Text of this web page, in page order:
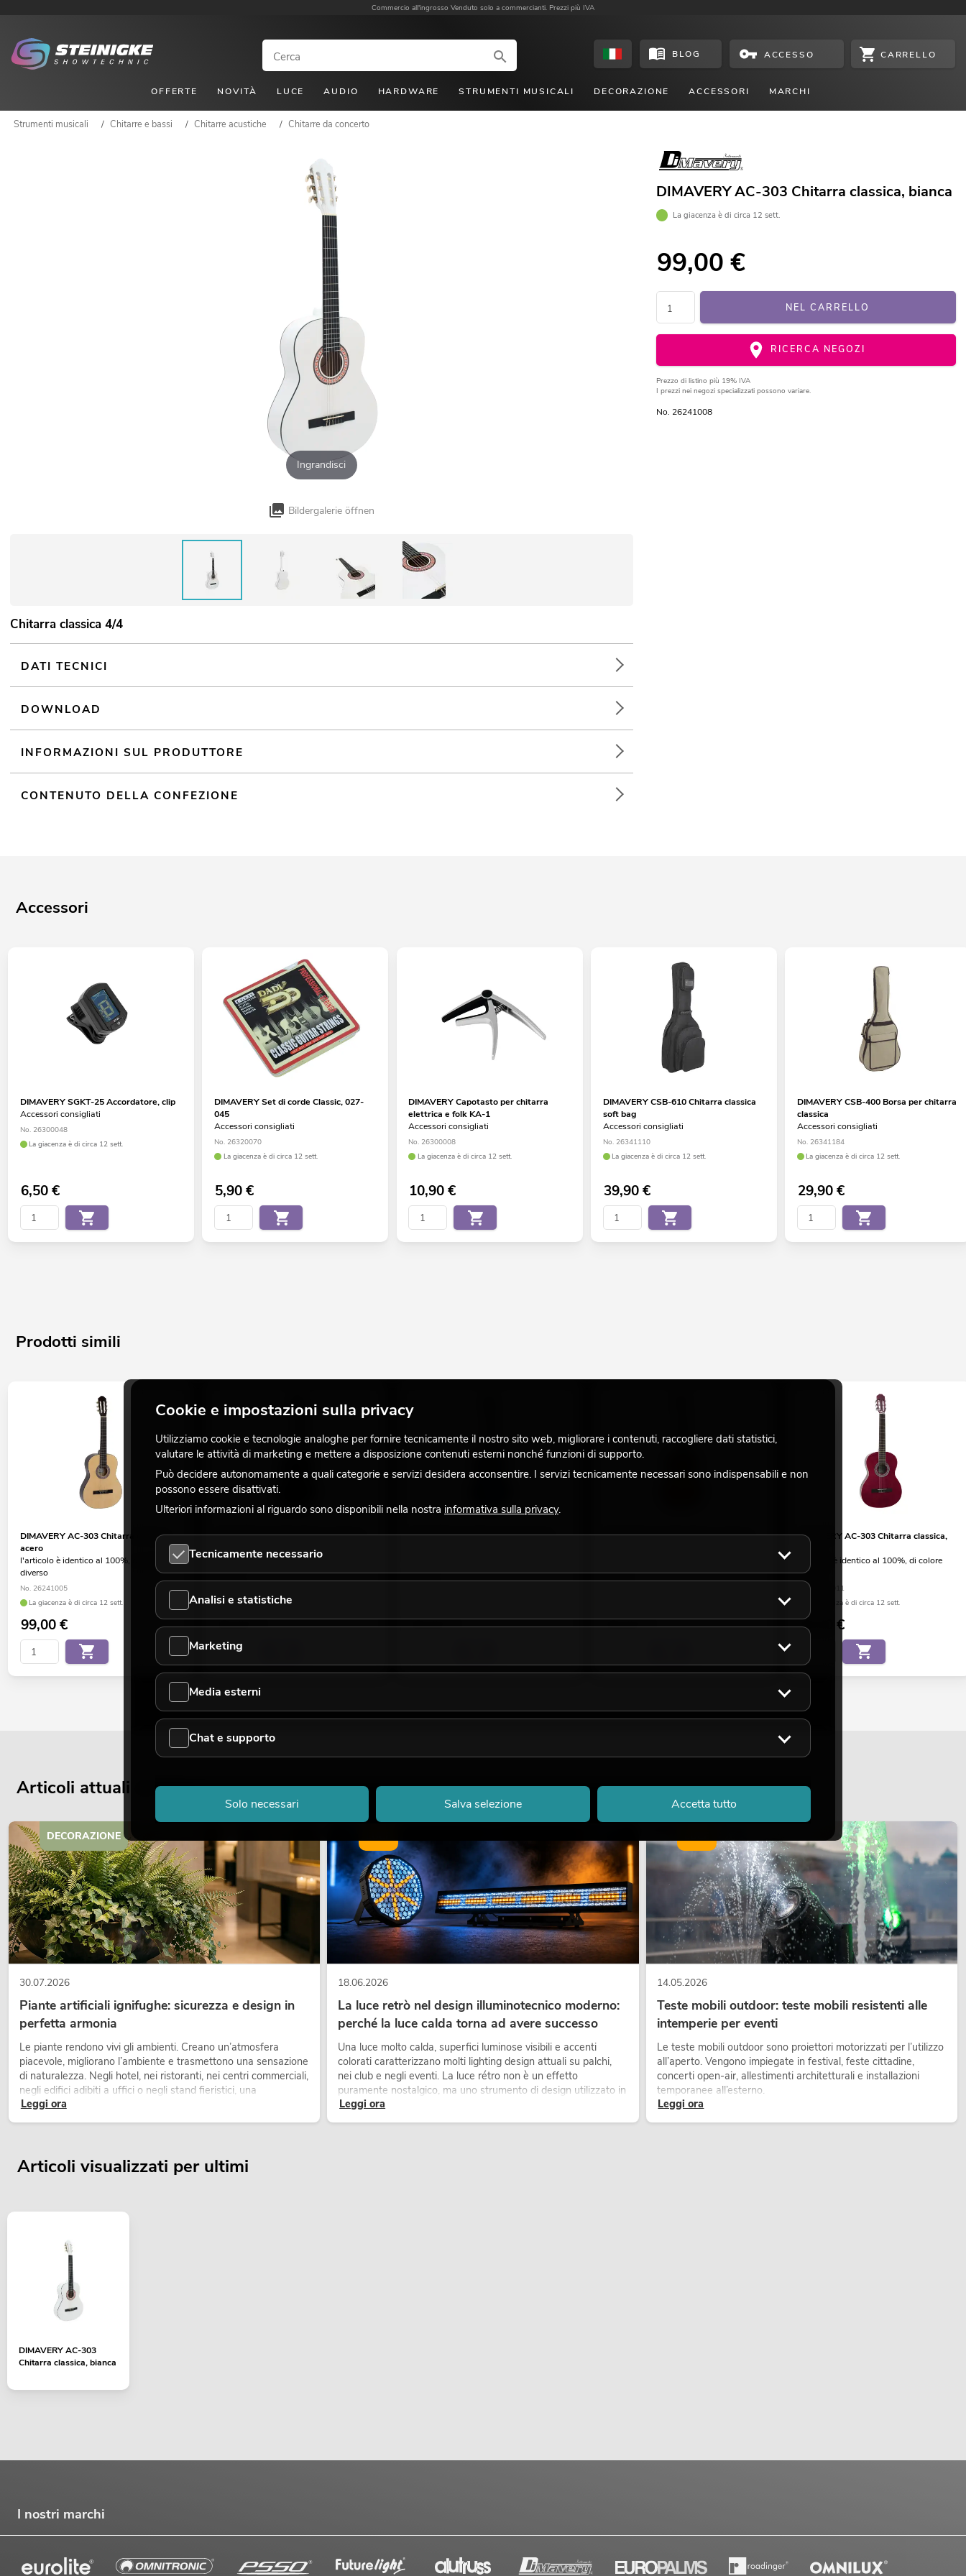
Commercio all'ingrosso Venduto solo a commercianti. Prezzi più IVA
BLOG ACCESSO CARRELLO
OFFERTE NOVITÀ LUCE AUDIO HARDWARE STRUMENTI MUSICALI DECORAZIONE ACCESSORI MARCHI
Strumenti musicali / Chitarre e bassi / Chitarre acustiche / Chitarre da concerto
Ingrandisci
Bildergalerie öffnen
DIMAVERY AC-303 Chitarra classica, bianca
La giacenza è di circa 12 sett.
99,00 €
NEL CARRELLO
RICERCA NEGOZI
Prezzo di listino più 19% IVA
I prezzi nei negozi specializzati possono variare.
No. 26241008
Chitarra classica 4/4
DATI TECNICI
DOWNLOAD
INFORMAZIONI SUL PRODUTTORE
CONTENUTO DELLA CONFEZIONE
Accessori
DIMAVERY SGKT-25 Accordatore, clip
Accessori consigliati
No. 26300048
La giacenza è di circa 12 sett.
6,50€
DIMAVERY Set di corde Classic, 027-
045
Accessori consigliati
No. 26320070
La giacenza è di circa 12 sett.
5,90€
DIMAVERY Capotasto per chitarra
elettrica e folk KA-1
Accessori consigliati
No. 26300008
La giacenza è di circa 12 sett.
10,90€
DIMAVERY CSB-610 Chitarra classica
soft bag
Accessori consigliati
No. 26341110
La giacenza è di circa 12 sett.
39,90€
DIMAVERY CSB-400 Borsa per chitarra
classica
Accessori consigliati
No. 26341184
La giacenza è di circa 12 sett.
29,90€
Prodotti simili
DIMAVERY AC-303 Chitarra classica,
acero
l'articolo è identico al 100%, di colore
diverso
No. 26241005
La giacenza è di circa 12 sett.
99,00€
DIMAVERY AC-303 Chitarra classica,
nero
l'articolo è identico al 100%, di colore
diverso
La giacenza è di circa 12 sett.
99,00€
DIMAVERY AC-303 Classical Guitar,
diverso
99,00€
DIMAVERY AC-303 Chitarra classica,
diverso
99,00€
DIMAVERY AC-303 Chitarra classica,
l'articolo è identico al 100%, di colore
diverso
No. 26241011
La giacenza è di circa 12 sett.
99,00 €
Articoli attuali del blog
30.07.2026
Piante artificiali ignifughe: sicurezza e design in
perfetta armonia
Le piante rendono vivi gli ambienti. Creano un’atmosfera
piacevole, migliorano l’ambiente e trasmettono una sensazione
di naturalezza. Negli hotel, nei ristoranti, nei centri commerciali,
negli edifici adibiti a uffici o negli stand fieristici, una
vegetazione di alta qualità è ormai parte integrante dei
moderni progetti di arredamento.
Leggi ora
DECORAZIONE
18.06.2026
La luce retrò nel design illuminotecnico moderno:
perché la luce calda torna ad avere successo
Una luce molto calda, superfici luminose visibili e accenti
colorati caratterizzano molti lighting design attuali su palchi,
nei club e negli eventi. La luce rétro non è un effetto
puramente nostalgico, ma uno strumento di design utilizzato in
modo consapevole: crea atmosfera, dona carattere alle scene
e può rendere più emozionali i setup LED tecnici.
Leggi ora
14.05.2026
Teste mobili outdoor: teste mobili resistenti alle
intemperie per eventi
Le teste mobili outdoor sono proiettori motorizzati per l’utilizzo
all’aperto. Vengono impiegate in festival, feste cittadine,
concerti open-air, allestimenti architetturali e installazioni
temporanee all’esterno.
Leggi ora
Articoli visualizzati per ultimi
DIMAVERY AC-303
Chitarra classica, bianca
I nostri marchi
Cookie e impostazioni sulla privacy
Utilizziamo cookie e tecnologie analoghe per fornire tecnicamente il nostro sito web, migliorare i contenuti, raccogliere dati statistici,
valutare le attività di marketing e mettere a disposizione contenuti esterni nonché funzioni di supporto.
Può decidere autonomamente a quali categorie e servizi desidera acconsentire. I servizi tecnicamente necessari sono indispensabili e non
possono essere disattivati.
Ulteriori informazioni al riguardo sono disponibili nella nostra informativa sulla privacy.
Tecnicamente necessario
Analisi e statistiche
Marketing
Media esterni
Chat e supporto
Solo necessari Salva selezione Accetta tutto